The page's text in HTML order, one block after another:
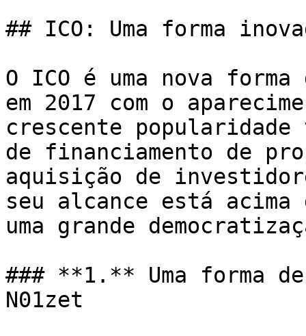
## ICO: Uma forma
O ICO é uma nova
em 2017 com o
crescente
de financiamento de
aquisição de
seu alcance está
uma grande
### **1.** Uma forma
N01zet